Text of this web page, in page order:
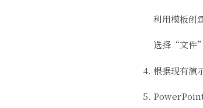
利用模板创
选择“文件
根据现有演
PowerPoint